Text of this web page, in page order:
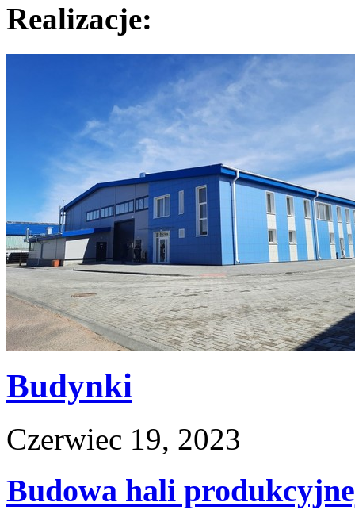
Realizacje:
Budynki
Czerwiec 19, 2023
Budowa hali